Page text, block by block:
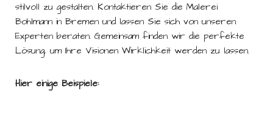
stilvoll zu gestalten. Kontaktieren Sie die Malerei
Bohlmann in Bremen und lassen Sie sich von unseren
Experten beraten. Gemeinsam finden wir die perfekte
Lösung, um Ihre Visionen Wirklichkeit werden zu lassen.
Hier einige Beispiele: